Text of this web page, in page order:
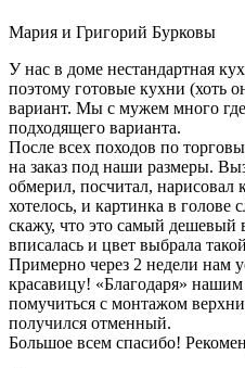
Мария и Григорий Бурковы
У нас в доме нестандартная
поэтому готовые кухни (хоть
вариант. Мы с мужем много
подходящего варианта.
После всех походов по
на заказ под наши размеры.
обмерил, посчитал,
хотелось, и картинка в голове
скажу, что это самый дешевый
вписалась и цвет выбрала
Примерно через 2 недели нам
красавицу! «Благодаря»
помучиться с монтажом
получился отменный.
Большое всем спасибо!